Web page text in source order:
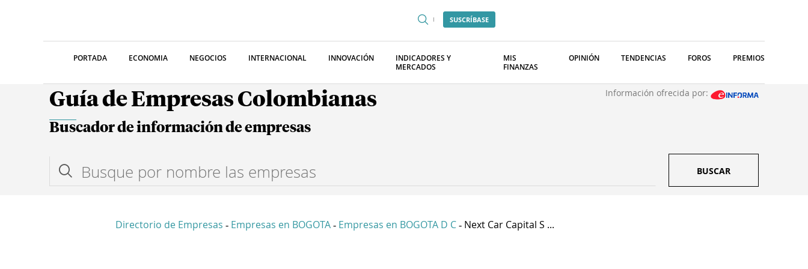
SUSCRÍBASE
PORTADA ECONOMIA NEGOCIOS INTERNACIONAL INNOVACIÓN
INDICADORES Y
MERCADOS
MIS
FINANZAS
OPINIÓN TENDENCIAS FOROS PREMIOS
Guía de Empresas Colombianas Información ofrecida por:
Buscador de información de empresas
BUSCAR
Directorio de Empresas - Empresas en BOGOTA - Empresas en BOGOTA D C - Next Car Capital S ...